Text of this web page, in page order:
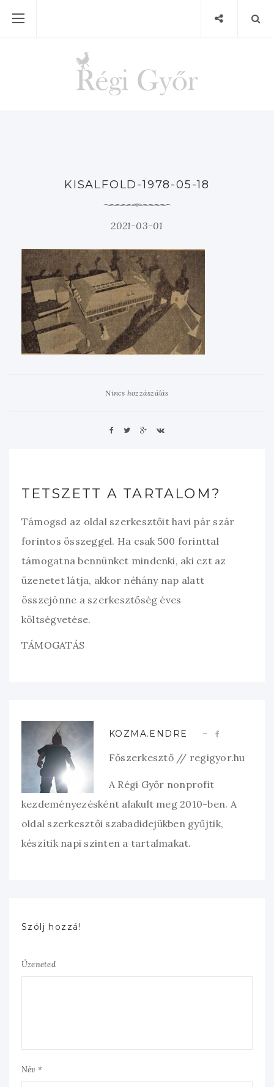
KISALFOLD-1978-05-18
2021-03-01
Nincs hozzászálás
TETSZETT A TARTALOM?
Támogsd az oldal szerkesztőit havi pár szár
forintos összeggel. Ha csak 500 forinttal
támogatna bennünket mindenki, aki ezt az
üzenetet látja, akkor néhány nap alatt
összejönne a szerkesztőség éves
költségvetése.
TÁMOGATÁS
KOZMA.ENDRE
Főszerkesztő // regigyor.hu
A Régi Győr nonprofit
kezdeményezésként alakult meg 2010-ben. A
oldal szerkesztői szabadidejükben gyűjtik,
készítik napi szinten a tartalmakat.
Szólj hozzá!
Üzeneted
Név *